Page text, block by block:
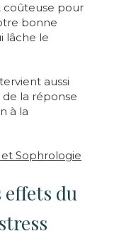
coûteuse pour
bonne
lâche le
aussi
de la réponse
à la
Sophrologie
effets du